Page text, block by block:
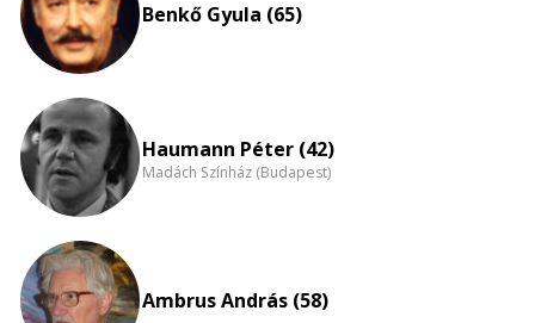
Benkő Gyula (65)
Haumann Péter (42)
Madách Színház (Budapest)
Ambrus András (58)